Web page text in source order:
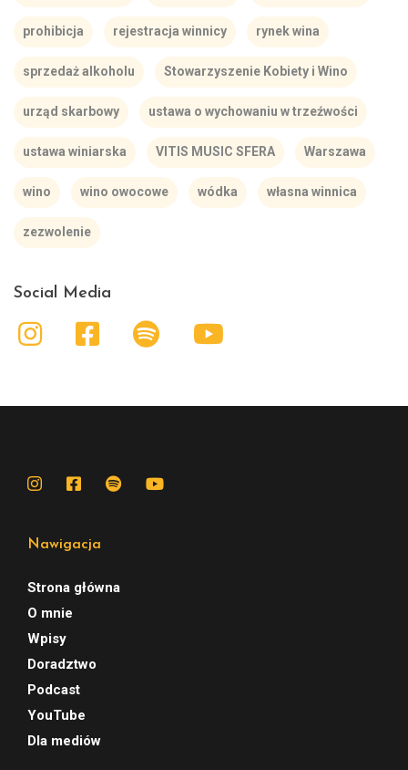
prohibicja rejestracja winnicy rynek wina
sprzedaż alkoholu Stowarzyszenie Kobiety i Wino
urząd skarbowy ustawa o wychowaniu w trzeźwości
ustawa winiarska VITIS MUSIC SFERA Warszawa
wino wino owocowe wódka własna winnica
zezwolenie
Social Media
Nawigacja
Strona główna
O mnie
Wpisy
Doradztwo
Podcast
YouTube
Dla mediów